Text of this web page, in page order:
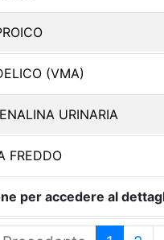
(VMA)
URINARIA
FREDDO
per accedere al